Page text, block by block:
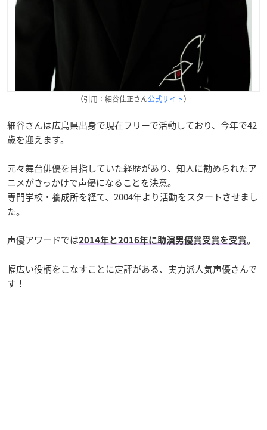
（引用：細谷佳正さん公式サイト）
細谷さんは広島県出身で現在フリーで活動しており、今年で42
歳を迎えます。
元々舞台俳優を目指していた経歴があり、知人に勧められたア
ニメがきっかけで声優になることを決意。
専門学校・養成所を経て、2004年より活動をスタートさせまし
た。
声優アワードでは2014年と2016年に助演男優賞受賞を受賞。
幅広い役柄をこなすことに定評がある、実力派人気声優さんで
す！